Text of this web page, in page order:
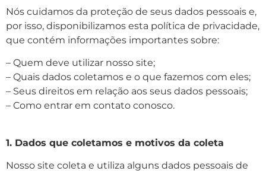
Nós cuidamos da proteção de seus dados pessoais e,
por isso, disponibilizamos esta política de privacidade,
que contém informações importantes sobre:
– Quem deve utilizar nosso site;
– Quais dados coletamos e o que fazemos com eles;
– Seus direitos em relação aos seus dados pessoais;
– Como entrar em contato conosco.
1. Dados que coletamos e motivos da coleta
Nosso site coleta e utiliza alguns dados pessoais de